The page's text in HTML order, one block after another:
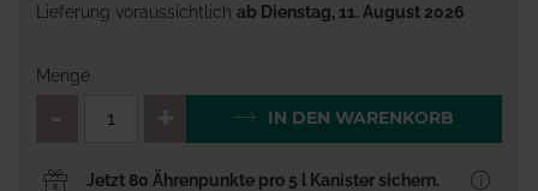
Lieferung voraussichtlich ab Dienstag, 11. August 2026
Menge
QTY_CONTROL_DECREASE
IN DEN WARENKORB
Jetzt 80 Ährenpunkte pro 5 l Kanister sichern.